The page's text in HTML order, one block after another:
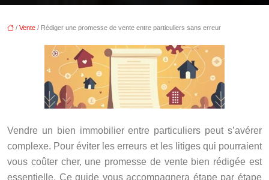
/ Vente / Rédiger une promesse de vente entre particuliers sans erreur
Vendre un bien immobilier entre particuliers peut s’avérer
complexe. Pour éviter les erreurs et les litiges qui pourraient
vous coûter cher, une promesse de vente bien rédigée est
essentielle. Ce guide vous accompagnera étape par étape